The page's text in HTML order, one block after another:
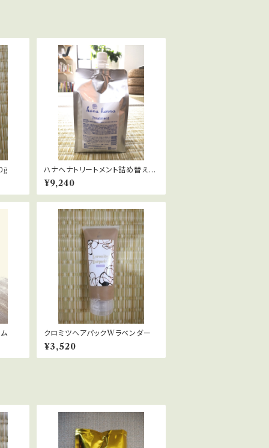
ḡ
ハナヘナトリートメント詰め替え１
㍑
¥9,240
クロミツヘアパックWラベンダー
¥3,520